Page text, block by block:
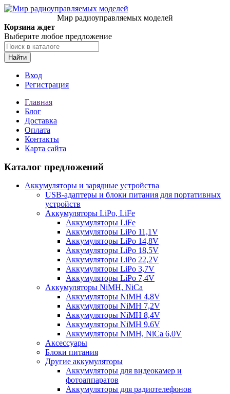
Мир радиоуправляемых моделей
Корзина ждет
Выберите любое предложение
Найти
Вход
Регистрация
Главная
Блог
Доставка
Оплата
Контакты
Карта сайта
Каталог предложений
Аккумуляторы и зарядные устройства
USB-адаптеры и блоки питания для портативных
устройств
Аккумуляторы LiPo, LiFe
Аккумуляторы LiFe
Аккумуляторы LiPo 11,1V
Аккумуляторы LiPo 14,8V
Аккумуляторы LiPo 18,5V
Аккумуляторы LiPo 22,2V
Аккумуляторы LiPo 3,7V
Аккумуляторы LiPo 7,4V
Аккумуляторы NiMH, NiCa
Аккумуляторы NiMH 4,8V
Аккумуляторы NiMH 7,2V
Аккумуляторы NiMH 8,4V
Аккумуляторы NiMH 9,6V
Аккумуляторы NiMH, NiCa 6,0V
Аксессуары
Блоки питания
Другие аккумуляторы
Аккумуляторы для видеокамер и
фотоаппаратов
Аккумуляторы для радиотелефонов